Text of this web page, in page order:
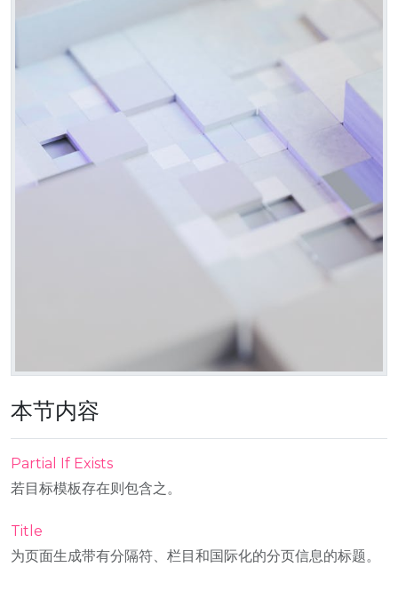
本节内容
Partial If Exists
若目标模板存在则包含之。
Title
为页面生成带有分隔符、栏目和国际化的分页信息的标题。